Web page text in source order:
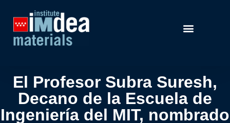
El Profesor Subra Suresh,
Decano de la Escuela de
Ingeniería del MIT, nombrado